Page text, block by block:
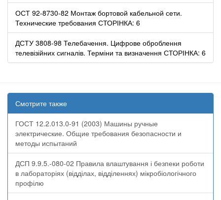
ОСТ 92-8730-82 Монтаж бортовой кабельной сети.
Технические требования СТОРІНКА: 6
ДСТУ 3808-98 Телебачення. Цифрове оброблення
телевізійних сигналів. Терміни та визначення СТОРІНКА: 6
Смотрите также
ГОСТ 12.2.013.0-91 (2003) Машины ручные
электрические. Общие требования безопасности и
методы испытаний
ДСП 9.9.5.-080-02 Правила влаштування і безпеки роботи
в лабораторіях (відділах, відділеннях) мікробіологічного
профілю